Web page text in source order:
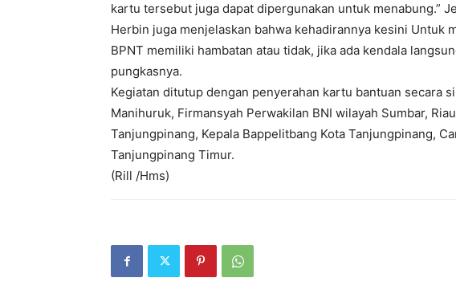
kartu tersebut juga dapat dipergunakan untuk menabung.”
Herbin juga menjelaskan bahwa kehadirannya kesini Untuk
BPNT memiliki hambatan atau tidak, jika ada kendala
pungkasnya.
Kegiatan ditutup dengan penyerahan kartu bantuan secara
Manihuruk, Firmansyah Perwakilan BNI wilayah Sumbar,
Tanjungpinang, Kepala Bappelitbang Kota Tanjungpinang,
Tanjungpinang Timur.
(Rill /Hms)